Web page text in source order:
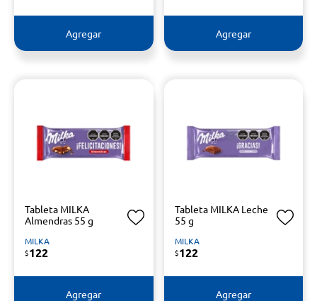
Agregar Agregar
Tableta MILKA
Almendras 55 g
MILKA
$122
Agregar
Tableta MILKA Leche
55 g
MILKA
$122
Agregar